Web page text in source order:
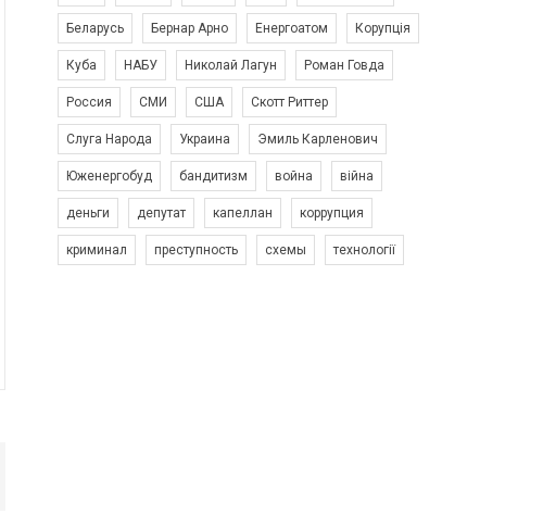
Беларусь Бернар Арно Енергоатом Корупція
Куба НАБУ Николай Лагун Роман Говда
Россия СМИ США Скотт Риттер
Слуга Народа Украина Эмиль Карленович
Юженергобуд бандитизм война війна
деньги депутат капеллан коррупция
криминал преступность схемы технології